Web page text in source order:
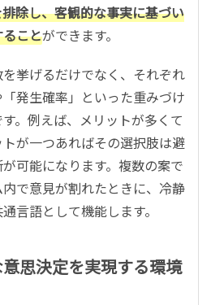
除し、客観的な事実に基づい
ことができます。
挙げるだけでなく、それぞれ
発生確率」といった重みづけ
。例えば、メリットが多くて
が一つあればその選択肢は避
可能になります。複数の案で
で意見が割れたときに、冷静
言語として機能します。
思決定を実現する環境